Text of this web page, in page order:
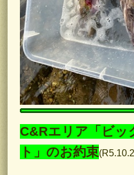
C&Rエリア「ビッ
ト」のお約束